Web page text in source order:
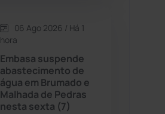
(391)
(1235)
06 Ago 2026 / Há 1
hora
Embasa suspende
abastecimento de
água em Brumado e
Malhada de Pedras
nesta sexta (7)